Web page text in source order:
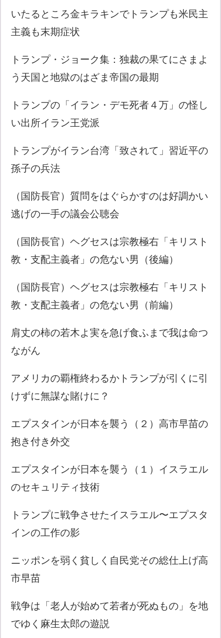
いたるところ金キラキンでトランプも米民主
主義も末期症状
トランプ・ジョーク集：独裁の果てにさまよ
う天国と地獄のはざま帝国の最期
トランプの「イラン・デモ死者４万」の怪し
い出所イラン王党派
トランプがイラン台湾「致されて」習近平の
孫子の兵法
（国防長官）質問をはぐらかすのは好調かい
逃げの一手の議会公聴会
（国防長官）ヘグセスは宗教極右「キリスト
教・支配主義者」の危ない男（後編）
（国防長官）ヘグセスは宗教極右「キリスト
教・支配主義者」の危ない男（前編）
肩丈の柿の若木よ実を急げ食ふまで我は命つ
ながん
アメリカの覇権終わるかトランプが引くに引
けずに無謀な賭けに？
エプスタインが日本を襲う（２）高市早苗の
抱き付き外交
エプスタインが日本を襲う（１）イスラエル
のセキュリティ技術
トランプに戦争させたイスラエル〜エプスタ
インの工作の影
ニッポンを弱く貧しく自民党その総仕上げ高
市早苗
戦争は「老人が始めて若者が死ぬもの」を地
でゆく麻生太郎の遊説